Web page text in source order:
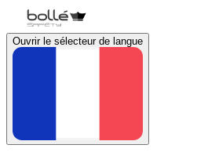
Ouvrir le sélecteur de langue